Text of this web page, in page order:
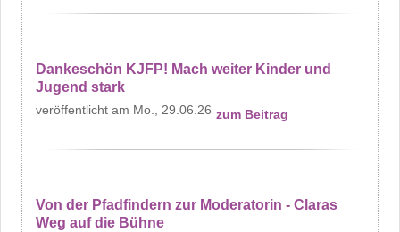
Dankeschön KJFP! Mach weiter Kinder und
Jugend stark
Mo., 29.06.26 zum Beitrag
Von der Pfadfindern zur Moderatorin - Claras
Weg auf die Bühne